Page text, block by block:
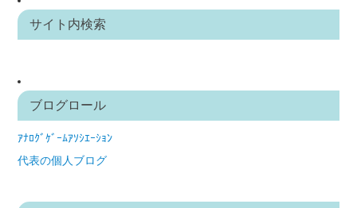
サイト内検索
ブログロール
ｱﾅﾛｸﾞｹﾞｰﾑｱｿｼｴｰｼｮﾝ
代表の個人ブログ